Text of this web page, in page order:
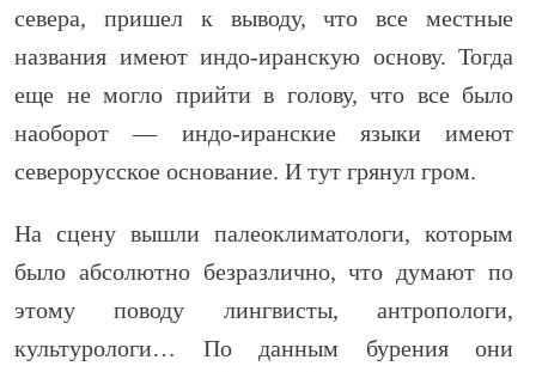
севера, пришел к выводу, что все местные
названия имеют индо-иранскую основу. Тогда
еще не могло прийти в голову, что все было
наоборот — индо-иранские языки имеют
северорусское основание. И тут грянул гром.
На сцену вышли палеоклиматологи, которым
было абсолютно безразлично, что думают по
этому поводу лингвисты, антропологи,
культурологи… По данным бурения они